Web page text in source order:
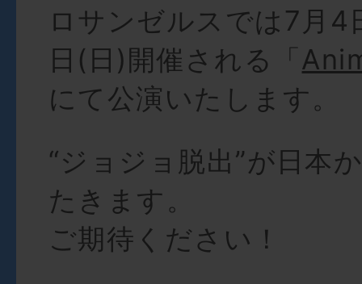
ロサンゼルスでは7月4
日(日)開催される「
にて公演いたします。
“ジョジョ脱出”が日本
たきます。
ご期待ください！